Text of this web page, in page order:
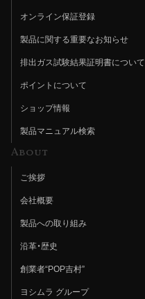
オンライン保証登録
製品に関する重要なお知らせ
排出ガス試験結果証明書について
ポイントについて
ショップ情報
製品マニュアル検索
About
ご挨拶
会社概要
製品への取り組み
沿革・歴史
創業者“POP吉村”
ヨシムラ グループ